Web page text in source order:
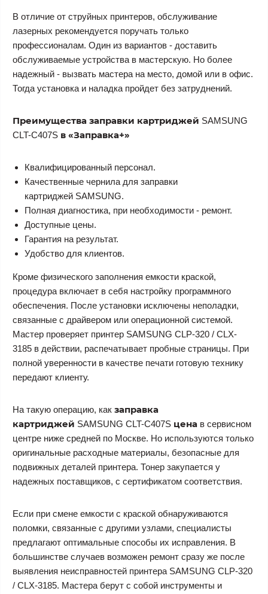
В отличие от струйных принтеров, обслуживание
лазерных рекомендуется поручать только
профессионалам. Один из вариантов - доставить
обслуживаемые устройства в мастерскую. Но более
надежный - вызвать мастера на место, домой или в офис.
Тогда установка и наладка пройдет без затруднений.
Преимущества заправки картриджей SAMSUNG
CLT-C407S в «Заправка+»
Квалифицированный персонал.
Качественные чернила для заправки
картриджей SAMSUNG.
Полная диагностика, при необходимости - ремонт.
Доступные цены.
Гарантия на результат.
Удобство для клиентов.
Кроме физического заполнения емкости краской,
процедура включает в себя настройку программного
обеспечения. После установки исключены неполадки,
связанные с драйвером или операционной системой.
Мастер проверяет принтер SAMSUNG CLP-320 / CLX-
3185 в действии, распечатывает пробные страницы. При
полной уверенности в качестве печати готовую технику
передают клиенту.
На такую операцию, как заправка
картриджей SAMSUNG CLT-C407S цена в сервисном
центре ниже средней по Москве. Но используются только
оригинальные расходные материалы, безопасные для
подвижных деталей принтера. Тонер закупается у
надежных поставщиков, с сертификатом соответствия.
Если при смене емкости с краской обнаруживаются
поломки, связанные с другими узлами, специалисты
предлагают оптимальные способы их исправления. В
большинстве случаев возможен ремонт сразу же после
выявления неисправностей принтера SAMSUNG CLP-320
/ CLX-3185. Мастера берут с собой инструменты и